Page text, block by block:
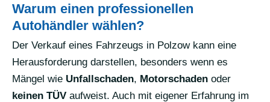
Warum einen professionellen
Autohändler wählen?
Der Verkauf eines Fahrzeugs in Polzow kann eine
Herausforderung darstellen, besonders wenn es
Mängel wie Unfallschaden, Motorschaden oder
keinen TÜV aufweist. Auch mit eigener Erfahrung im